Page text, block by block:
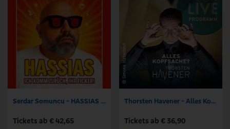
Serdar Somuncu - HASSIAS - Er ist wieder da. Und er hasst euch noch immer
Tickets ab € 42,65
Thorsten Havener - Alles Kopfsache?
Tickets ab € 36,90